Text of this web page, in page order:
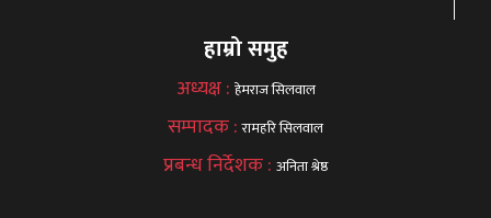
हाम्रो समुह
अध्यक्ष : हेमराज सिलवाल
सम्पादक :रामहरि सिलवाल
प्रबन्ध निर्देशक : अनिता श्रेष्ठ